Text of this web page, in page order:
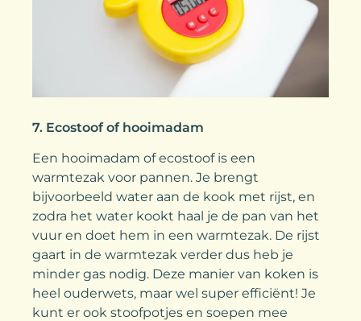
7. Ecostoof of hooimadam
Een hooimadam of ecostoof is een
warmtezak voor pannen. Je brengt
bijvoorbeeld water aan de kook met rijst, en
zodra het water kookt haal je de pan van het
vuur en doet hem in een warmtezak. De rijst
gaart in de warmtezak verder dus heb je
minder gas nodig. Deze manier van koken is
heel ouderwets, maar wel super efficiënt! Je
kunt er ook stoofpotjes en soepen mee